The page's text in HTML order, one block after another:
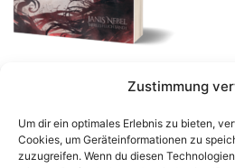
Zustimmung
Um dir ein optimales Erlebnis zu bieten,
Cookies, um Geräteinformationen zu
zuzugreifen. Wenn du diesen